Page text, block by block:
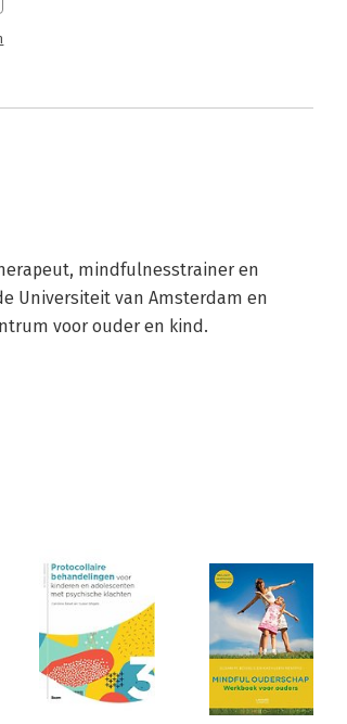
mindfulnesstrainer en
Universiteit van Amsterdam en
voor ouder en kind.